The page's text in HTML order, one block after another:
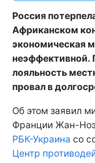
Россия
Африканском
экономическая
неэффективной.
лояльность
провал в
Об этом заявил
Франции Жан-
РБК-Украина со
Центр